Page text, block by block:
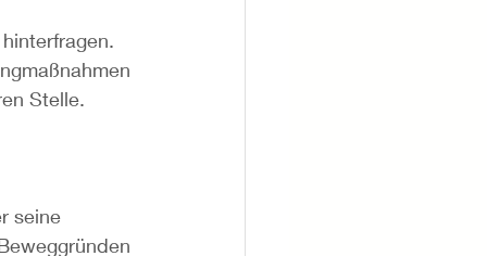
Stelle.
seine